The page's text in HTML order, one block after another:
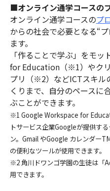
■オンライン通学コースの
オンライン通学コースのプ
からの社会で必要となる“
ます。
「作ることで学ぶ」をモ
for Education（※1）やク
プリ（※2）などICTスキル
くりまで、自分のペースに
ぶことができます。
※1 Google Workspace for
トサービス企業Googleが提供す
ン。Gmail やGoogle カレンダー
の便利なツールが使用できます。
※2 角川ドワンゴ学園の生徒は「
用できます。